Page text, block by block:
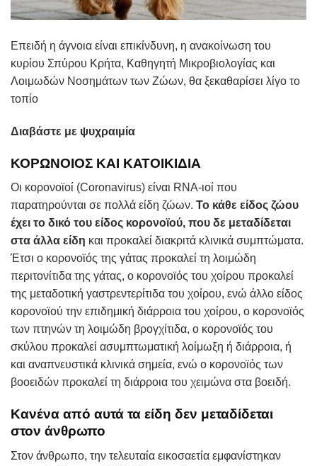
Επειδή η άγνοια είναι επικίνδυνη, η ανακοίνωση του
κυρίου Σπύρου Κρήτα, Καθηγητή Μικροβιολογίας και
Λοιμωδών Νοσημάτων των Ζώων, θα ξεκαθαρίσει λίγο το
τοπίο
Διαβάστε με ψυχραιμία
ΚΟΡΩΝΟΙΟΣ ΚΑΙ ΚΑΤΟΙΚΙΔΙΑ
Οι κορονοϊοί (Coronavirus) είναι RNA-ιοί που
παρατηρούνται σε πολλά είδη ζώων. Το κάθε είδος ζώου
έχει το δικό του είδος κορονοϊού, που δε μεταδίδεται
στα άλλα είδη και προκαλεί διακριτά κλινικά συμπτώματα.
Έτσι ο κορονοϊός της γάτας προκαλεί τη λοιμώδη
περιτονίτιδα της γάτας, ο κορονοϊός του χοίρου προκαλεί
της μεταδοτική γαστρεντερίτιδα του χοίρου, ενώ άλλο είδος
κορονοϊού την επιδημική διάρροια του χοίρου, ο κορονοϊός
των πτηνών τη λοιμώδη βρογχίτιδα, ο κορονοϊός του
σκύλου προκαλεί ασυμπτωματική λοίμωξη ή διάρροια, ή
και αναπνευστικά κλινικά σημεία, ενώ ο κορονοϊός των
βοοειδών προκαλεί τη διάρροια του χειμώνα στα βοειδή.
Κανένα από αυτά τα είδη δεν μεταδίδεται
στον άνθρωπο
Στον άνθρωπο, την τελευταία εικοσαετία εμφανίστηκαν